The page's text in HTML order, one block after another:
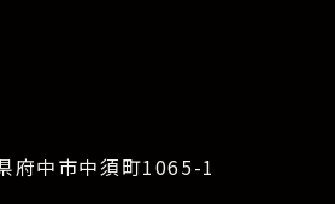
府中市中須町1065-1